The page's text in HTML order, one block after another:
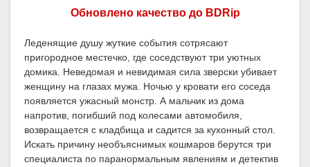
Обновлено качество до BDRip
Леденящие душу жуткие события сотрясают
пригородное местечко, где соседствуют три уютных
домика. Неведомая и невидимая сила зверски убивает
женщину на глазах мужа. Ночью у кровати его соседа
появляется ужасный монстр. А мальчик из дома
напротив, погибший под колесами автомобиля,
возвращается с кладбища и садится за кухонный стол.
Искать причину необъяснимых кошмаров берутся три
специалиста по паранормальным явлениям и детектив